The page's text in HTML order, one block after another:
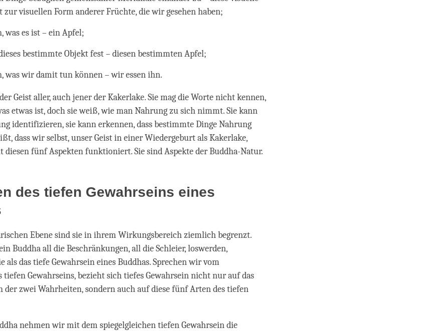
zur visuellen Form anderer Früchte, die wir gesehen haben;
was es ist – ein Apfel;
bestimmte Objekt fest – diesen bestimmten Apfel;
was wir damit tun können – wir essen ihn.
Geist aller, auch jener der Kakerlake. Sie mag die Worte nicht kennen,
etwas ist, doch sie weiß, wie man Nahrung zu sich nimmt. Sie kann
identifizieren, sie kann erkennen, dass bestimmte Dinge Nahrung
dass wir selbst, unser Geist in einer Wiedergeburt als Kakerlake,
diesen fünf Aspekten funktioniert. Sie sind Aspekte der Buddha-Natur.
des tiefen Gewahrseins eines
Ebene sind sie in ihrem Wirkungsbereich ziemlich begrenzt.
Buddha all die Beschränkungen, all die Schleier, loswerden,
als das tiefe Gewahrsein eines Buddhas. Sprechen wir vom
tiefen Gewahrseins, bezieht sich tiefes Gewahrsein nicht nur auf das
der zwei Wahrheiten, sondern auch auf diese fünf Arten des tiefen
nehmen wir mit dem spiegelgleichen tiefen Gewahrsein die